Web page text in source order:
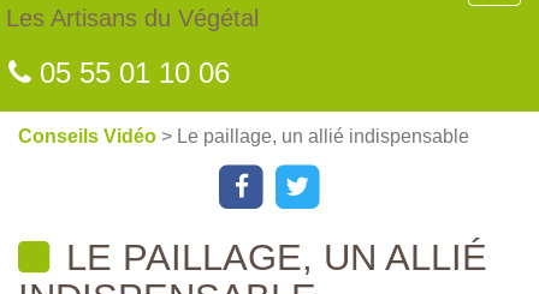
Les Artisans du Végétal
05 55 01 10 06
Conseils Vidéo > Le paillage, un allié indispensable
LE PAILLAGE, UN ALLIÉ